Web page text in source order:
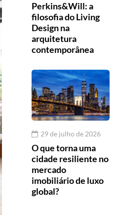
Perkins&Will: a
filosofia do Living
Design na
arquitetura
contemporânea
29 de julho de 2026
O que torna uma
cidade resiliente no
mercado
imobiliário de luxo
global?